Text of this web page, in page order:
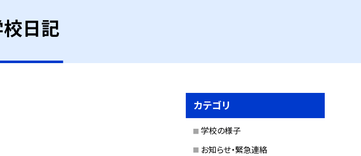
日記
カテゴリ
学校の様子
お知らせ・緊急連絡